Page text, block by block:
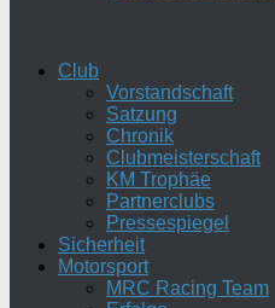
Club
Vorstandschaft
Satzung
Chronik
Clubmeisterschaft
KM Trophäe
Partnerclubs
Pressespiegel
Sicherheit
Motorsport
MRC Racing Team